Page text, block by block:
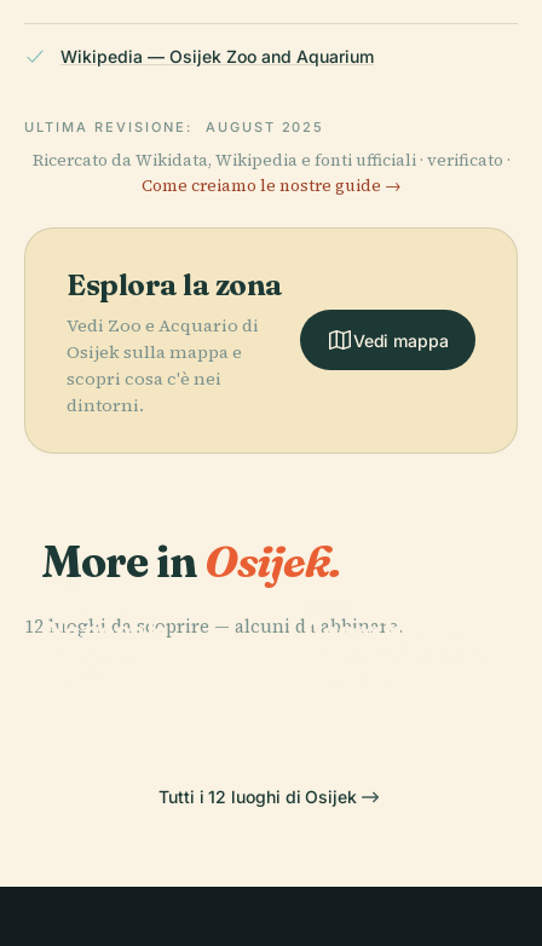
Wikipedia — Osijek Zoo and Aquarium
ULTIMA REVISIONE: AUGUST 2025
Ricercato da Wikidata, Wikipedia e fonti ufficiali · verificato ·
Come creiamo le nostre guide →
Esplora la zona
Vedi Zoo e Acquario di
Osijek sulla mappa e
scopri cosa c'è nei
dintorni.
Vedi mappa
More inOsijek.
12 luoghi da scoprire — alcuni da abbinare.
PLACE
Parco Naturale
PLACE
Nazionale
Concattedrale
Tutti i 12 luoghi di Osijek